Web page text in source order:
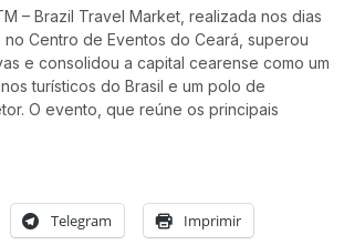
– Brazil Travel Market, realizada nos dias
Centro de Eventos do Ceará, superou
e consolidou a capital cearense como um
turísticos do Brasil e um polo de
O evento, que reúne os principais
Telegram Imprimir